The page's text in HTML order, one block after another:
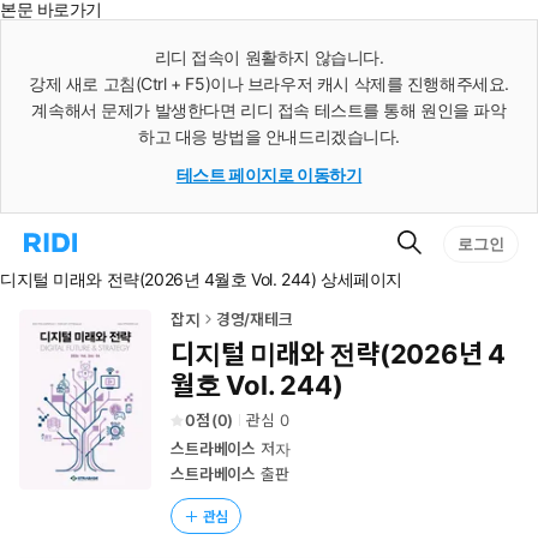
본문 바로가기
리디 접속이 원활하지 않습니다.
강제 새로 고침(Ctrl + F5)이나 브라우저 캐시 삭제를 진행해주세요.
계속해서 문제가 발생한다면 리디 접속 테스트를 통해 원인을 파악
하고 대응 방법을 안내드리겠습니다.
테스트 페이지로 이동하기
리
홈
검
색
로그인
디지털 미래와 전략(2026년 4월호 Vol. 244) 상세페이지
잡지 경영/재테크
디지털 미래와 전략(2026년 4
월호 Vol. 244)
0 (0) 관심 0
스트라베이스 저자
스트라베이스 출판
관심